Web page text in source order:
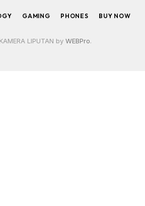
GAMING PHONES BUY NOW
LIPUTAN by WEBPro.